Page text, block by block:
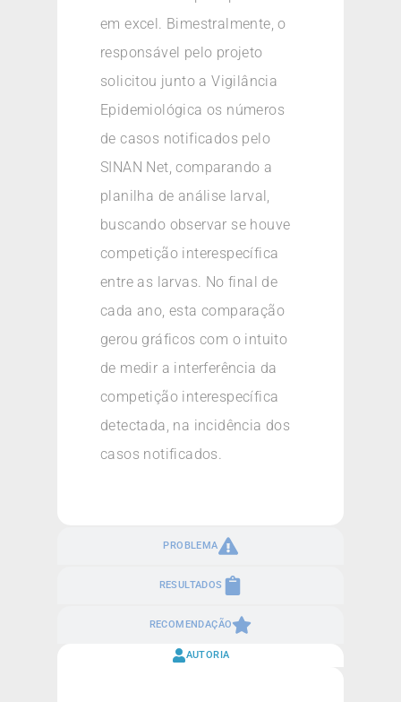
PROBLEMA
RESULTADOS
RECOMENDAÇÃO
em excel. Bimestralmente, o
responsável pelo projeto
solicitou junto a Vigilância
Epidemiológica os números
de casos notificados pelo
SINAN Net, comparando a
planilha de análise larval,
buscando observar se houve
competição interespecífica
entre as larvas. No final de
cada ano, esta comparação
gerou gráficos com o intuito
de medir a interferência da
competição interespecífica
detectada, na incidência dos
casos notificados.
AUTORIA